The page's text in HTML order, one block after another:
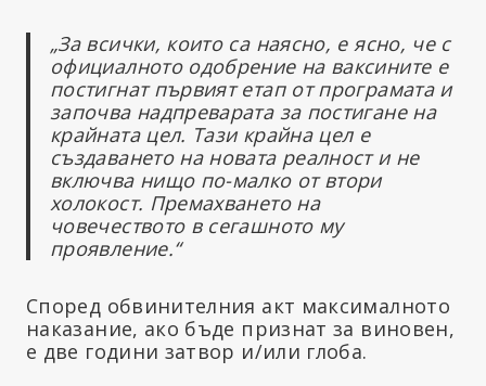
„За всички, които са наясно, е ясно, че с
официалното одобрение на ваксините е
постигнат първият етап от програмата и
започва надпреварата за постигане на
крайната цел. Тази крайна цел е
създаването на новата реалност и не
включва нищо по-малко от втори
холокост. Премахването на
човечеството в сегашното му
проявление.“
Според обвинителния акт максималното
наказание, ако бъде признат за виновен,
е две години затвор и/или глоба.